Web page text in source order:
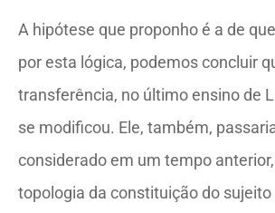
A hipótese que proponho é a de
por esta lógica, podemos concluir
transferência, no último ensino de
se modificou. Ele, também,
considerado em um tempo
topologia da constituição do